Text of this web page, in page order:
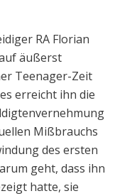
RA Florian
äußerst
Teenager-Zeit
erreicht ihn die
Mißbrauchs
des ersten
geht, dass ihn
hatte, sie